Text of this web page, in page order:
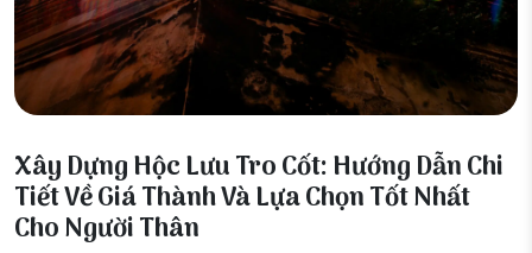
Xây Dựng Hộc Lưu Tro Cốt: Hướng Dẫn Chi
Tiết Về Giá Thành Và Lựa Chọn Tốt Nhất
Cho Người Thân